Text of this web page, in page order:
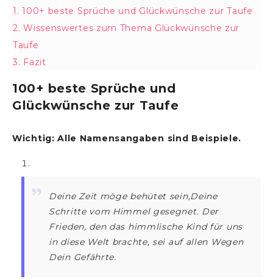
1. 100+ beste Sprüche und Glückwünsche zur Taufe
2. Wissenswertes zum Thema Glückwünsche zur
Taufe
3. Fazit
100+ beste Sprüche und
Glückwünsche zur Taufe
Wichtig: Alle Namensangaben sind Beispiele.
Deine Zeit möge behütet sein,Deine
Schritte vom Himmel gesegnet. Der
Frieden, den das himmlische Kind für uns
in diese Welt brachte, sei auf allen Wegen
Dein Gefährte.